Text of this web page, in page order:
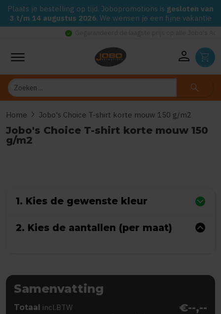
Plaats je bestelling op tijd. Jobopromotions is gesloten van
3 t/m 14 augustus 2026. We wensen je een fijne vakantie
Gegarandeerd de laagste prijs op alle Jobo's Advies artikelen
person shopping_cart
Zoeken search
Home chevron_right Jobo's Choice T-shirt korte mouw 150 g/m2
Jobo's Choice T-shirt korte mouw 150
g/m2
1. Kies de gewenste kleur
2. Kies de aantallen (per maat)
Samenvatting
Totaal incl.BTW €--,--